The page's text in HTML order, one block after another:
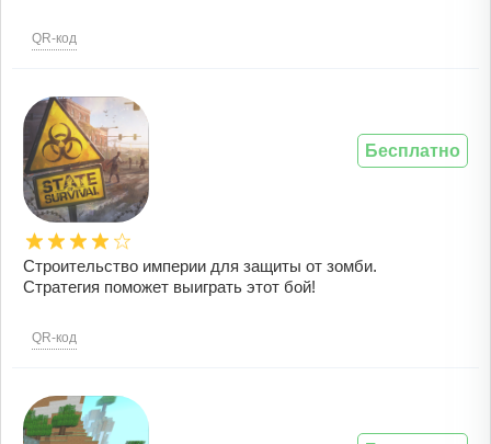
QR-код
Строительство империи для защиты от зомби.
Стратегия поможет выиграть этот бой!
QR-код
Бесплатно